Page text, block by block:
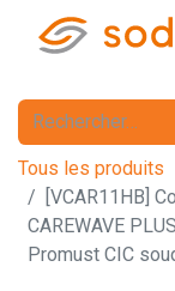
Tous les produits
[VCAR11HB]
CAREWAVE
Promust CIC